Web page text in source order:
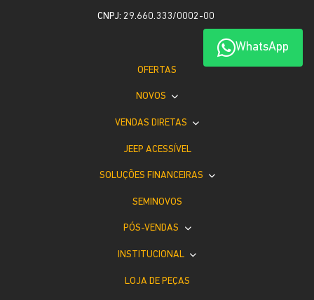
WhatsApp
CNPJ: 29.660.333/0002-00
OFERTAS
NOVOS
VENDAS DIRETAS
JEEP ACESSÍVEL
SOLUÇÕES FINANCEIRAS
SEMINOVOS
PÓS-VENDAS
INSTITUCIONAL
LOJA DE PEÇAS